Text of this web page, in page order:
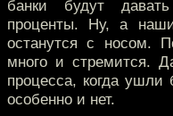
банки будут
проценты. Ну, а
останутся с носом.
много и стремится.
процесса, когда ушли
особенно и нет.